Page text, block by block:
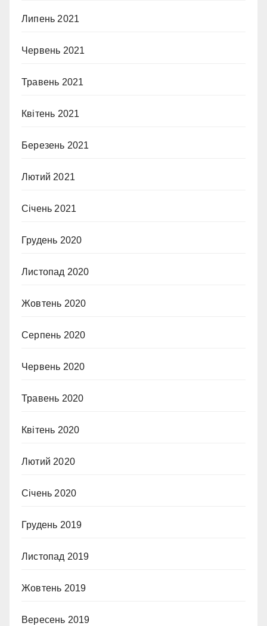
Липень 2021
Червень 2021
Травень 2021
Квітень 2021
Березень 2021
Лютий 2021
Січень 2021
Грудень 2020
Листопад 2020
Жовтень 2020
Серпень 2020
Червень 2020
Травень 2020
Квітень 2020
Лютий 2020
Січень 2020
Грудень 2019
Листопад 2019
Жовтень 2019
Вересень 2019